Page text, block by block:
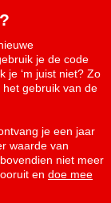
je de code
je ‘m juist niet? Zo
gebruik van de
je een jaar
waarde van
niet meer
en doe mee